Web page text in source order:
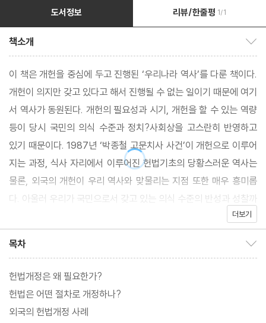
도서정보 리뷰/한줄평 1/1
책소개
이 책은 개헌을 중심에 두고 진행된 ‘우리나라 역사’를 다룬 책이다.
개헌이 의지만 갖고 있다고 해서 진행될 수 없는 일이기 때문에 여기
서 역사가 동원된다. 개헌의 필요성과 시기, 개헌을 할 수 있는 역량
등이 당시 국민의 의식 수준과 정치?사회상을 고스란히 반영하고
있기 때문이다. 1987년 ‘박종철 고문치사 사건’이 개헌으로 이루어
지는 과정, 식사 자리에서 이루어진 헌법기초의 당황스러운 역사는
물론, 외국의 개헌이 우리 역사와 맞물리는 지점 또한 매우 흥미롭
다. 아울러 우리가 국민으로서 갖고 있는 의식 수준의 반성과 성찰까
더보기
목차
헌법개정은 왜 필요한가?
헌법은 어떤 절차로 개정하나?
외국의 헌법개정 사례